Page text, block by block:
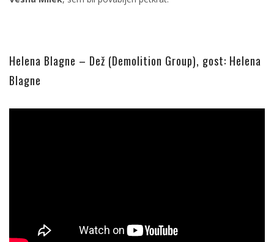
Helena Blagne – Dež (Demolition Group), gost: Helena
Blagne